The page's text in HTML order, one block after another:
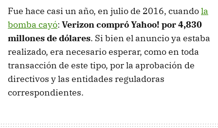
Fue hace casi un año, en julio de 2016, cuandola
bomba cayó: Verizon compró Yahoo! por 4,830
millones de dólares. Si bien el anuncio ya estaba
realizado, era necesario esperar, como en toda
transacción de este tipo, por la aprobación de
directivos y las entidades reguladoras
correspondientes.